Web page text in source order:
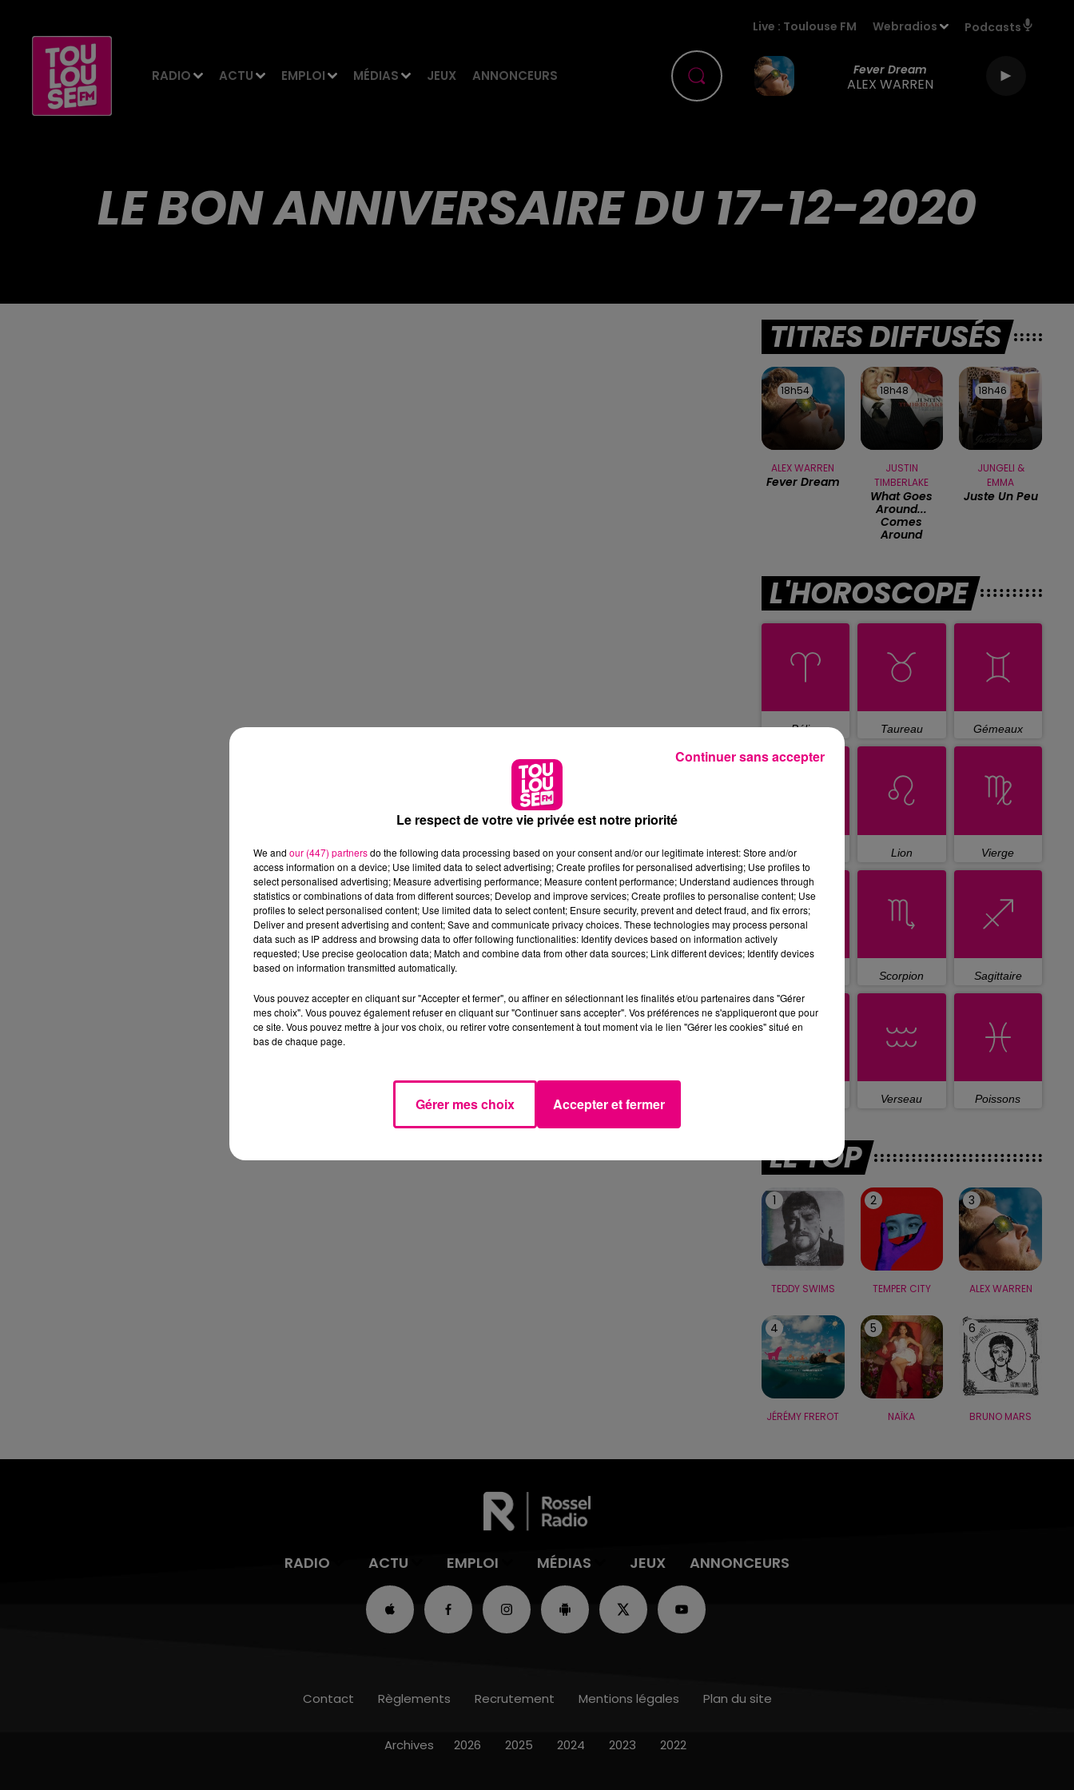
RADIO ACTU EMPLOI MÉDIAS JEUX ANNONCEURS
Live : Toulouse FM Webradios Podcasts
Fever Dream
ALEX WARREN
LE BON ANNIVERSAIRE DU 17-12-2020
TITRES DIFFUSÉS
18h54
18h54
ALEX WARREN
Fever Dream
18h48
18h48
JUSTIN
TIMBERLAKE
What Goes
Around...
Comes
Around
18h46
18h46
JUNGELI &
EMMA
Juste Un Peu
L'HOROSCOPE
Bélier Taureau Gémeaux
Cancer Lion Vierge
Scorpion Sagittaire
Verseau Poissons
LE TOP
1
TEDDY SWIMS
2
TEMPER CITY
3
ALEX WARREN
4
JÉRÉMY FREROT
5
NAÏKA
6
BRUNO MARS
RADIO ACTU EMPLOI MÉDIAS JEUX ANNONCEURS
Contact Règlements Recrutement Mentions légales Plan du site
Archives 2026 2025 2024 2023 2022
Le respect de votre vie privée est notre priorité
We and our (447) partnersdo the following data processing based on your consent and/or our legitimate interest: Store and/or
access information on a device; Use limited data to select advertising; Create profiles for personalised advertising; Use profiles to
select personalised advertising; Measure advertising performance; Measure content performance; Understand audiences through
statistics or combinations of data from different sources; Develop and improve services; Create profiles to personalise content; Use
profiles to select personalised content; Use limited data to select content; Ensure security, prevent and detect fraud, and fix errors;
Deliver and present advertising and content; Save and communicate privacy choices. These technologies may process personal
data such as IP address and browsing data to offer following functionalities: Identify devices based on information actively
requested; Use precise geolocation data; Match and combine data from other data sources; Link different devices; Identify devices
based on information transmitted automatically.
Vous pouvez accepter en cliquant sur "Accepter et fermer", ou affiner en sélectionnant les finalités et/ou partenaires dans "Gérer
mes choix". Vous pouvez également refuser en cliquant sur "Continuer sans accepter". Vos préférences ne s'appliqueront que pour
ce site. Vous pouvez mettre à jour vos choix, ou retirer votre consentement à tout moment via le lien "Gérer les cookies" situé en
bas de chaque page.
Gérer mes choix Accepter et fermer
Continuer sans accepter